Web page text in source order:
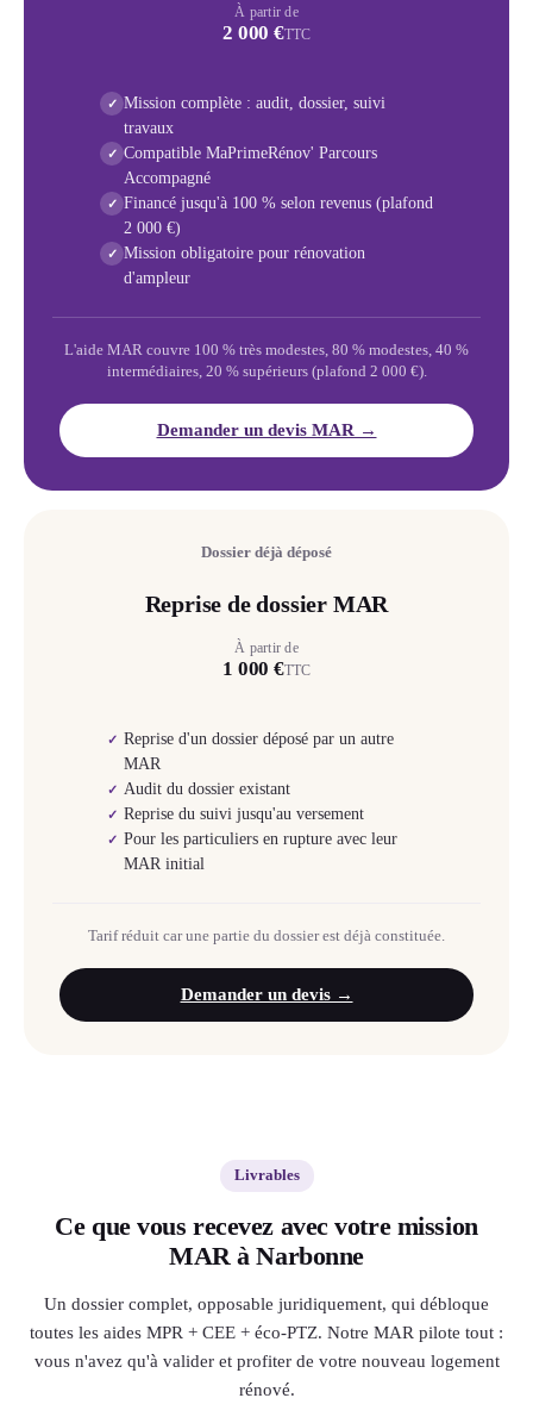
À partir de
2 000 €TTC
✓ Mission complète : audit, dossier, suivi
travaux
✓ Compatible MaPrimeRénov' Parcours
Accompagné
✓ Financé jusqu'à 100 % selon revenus (plafond
2 000 €)
✓ Mission obligatoire pour rénovation
d'ampleur
L'aide MAR couvre 100 % très modestes, 80 % modestes, 40 %
intermédiaires, 20 % supérieurs (plafond 2 000 €).
Demander un devis MAR →
Dossier déjà déposé
Reprise de dossier MAR
À partir de
1 000 €TTC
✓ Reprise d'un dossier déposé par un autre
MAR
✓ Audit du dossier existant
✓ Reprise du suivi jusqu'au versement
✓ Pour les particuliers en rupture avec leur
MAR initial
Tarif réduit car une partie du dossier est déjà constituée.
Demander un devis →
Livrables
Ce que vous recevez avec votre mission
MAR à Narbonne
Un dossier complet, opposable juridiquement, qui débloque
toutes les aides MPR + CEE + éco-PTZ. Notre MAR pilote tout :
vous n'avez qu'à valider et profiter de votre nouveau logement
rénové.